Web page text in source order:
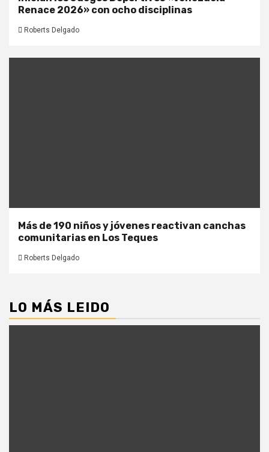
Renace 2026» con ocho disciplinas
Roberts Delgado
Más de 190 niños y jóvenes reactivan canchas
comunitarias en Los Teques
Roberts Delgado
LO MÁS LEIDO